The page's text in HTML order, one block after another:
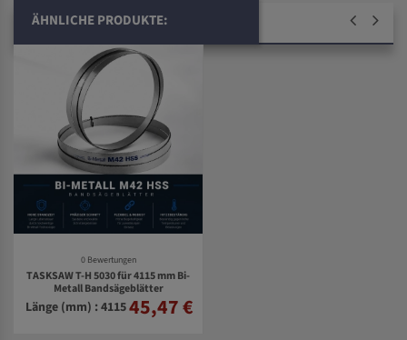
ÄHNLICHE PRODUKTE:
0 Bewertungen
TASKSAW T-H 5030 für 4115 mm Bi-
Metall Bandsägeblätter
Länge (mm) : 411545,47 €